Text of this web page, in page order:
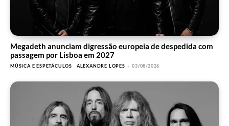
Megadeth anunciam digressão europeia de despedida com
passagem por Lisboa em 2027
MÚSICA E ESPETÁCULOS ALEXANDRE LOPES - 03/08/2026